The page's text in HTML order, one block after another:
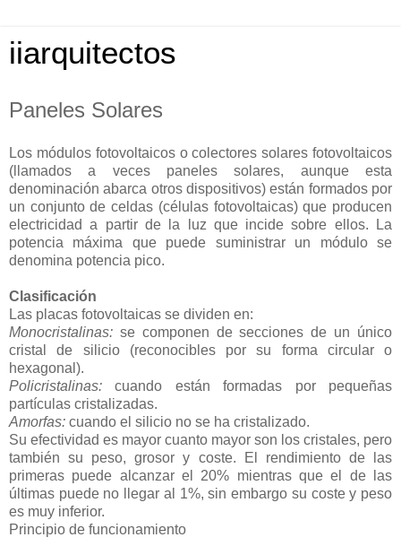
iiarquitectos
Paneles Solares
Los módulos fotovoltaicos o colectores solares fotovoltaicos
(llamados a veces paneles solares, aunque esta
denominación abarca otros dispositivos) están formados por
un conjunto de celdas (células fotovoltaicas) que producen
electricidad a partir de la luz que incide sobre ellos. La
potencia máxima que puede suministrar un módulo se
denomina potencia pico.
Clasificación
Las placas fotovoltaicas se dividen en:
Monocristalinas: se componen de secciones de un único
cristal de silicio (reconocibles por su forma circular o
hexagonal).
Policristalinas: cuando están formadas por pequeñas
partículas cristalizadas.
Amorfas: cuando el silicio no se ha cristalizado.
Su efectividad es mayor cuanto mayor son los cristales, pero
también su peso, grosor y coste. El rendimiento de las
primeras puede alcanzar el 20% mientras que el de las
últimas puede no llegar al 1%, sin embargo su coste y peso
es muy inferior.
Principio de funcionamiento